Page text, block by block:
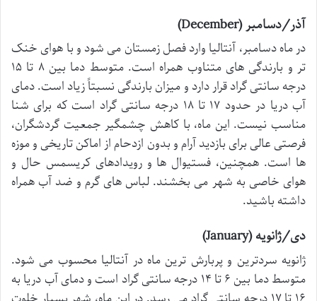
آذر/دسامبر (December)
در ماه دسامبر، آنتالیا وارد فصل زمستان می شود و با هوای خنک
تر و بارندگی های متناوب همراه است. متوسط دما بین ۸ تا ۱۵
درجه سانتی گراد قرار دارد و میزان بارندگی نسبتاً زیاد است. دمای
آب دریا در حدود ۱۷ تا ۱۸ درجه سانتی گراد است که برای شنا
مناسب نیست. این ماه، با کاهش چشمگیر جمعیت گردشگران،
فرصتی عالی برای بازدید آرام و بدون ازدحام از اماکن تاریخی و موزه
ها است. همچنین، فستیوال ها و رویدادهای کریسمس حال و
هوای خاصی به شهر می بخشند. لباس های گرم و ضد آب همراه
داشته باشید.
دی/ژانویه (January)
ژانویه سردترین و پربارش ترین ماه در آنتالیا محسوب می شود.
متوسط دما بین ۶ تا ۱۴ درجه سانتی گراد است و دمای آب دریا به